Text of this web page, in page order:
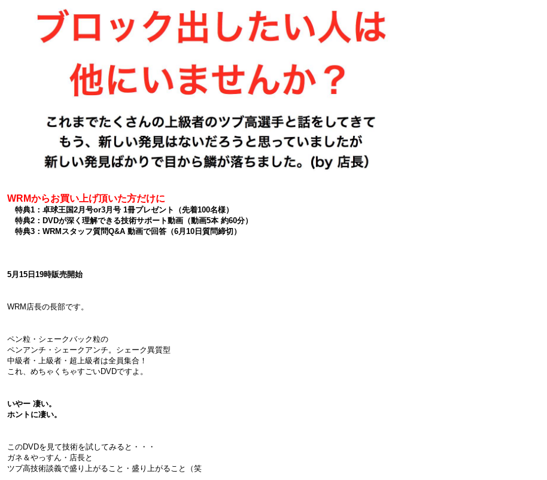
WRMからお買い上げ頂いた方だけに
特典1：卓球王国2月号or3月号 1冊プレゼント（先着100名様）
特典2：DVDが深く理解できる技術サポート動画（動画5本 約60分）
特典3：WRMスタッフ質問Q&A 動画で回答（6月10日質問締切）
5月15日19時販売開始
WRM店長の長部です。
ペン粒・シェークバック粒の
ペンアンチ・シェークアンチ。シェーク異質型
中級者・上級者・超上級者は全員集合！
これ、めちゃくちゃすごいDVDですよ。
いやー 凄い。
ホントに凄い。
このDVDを見て技術を試してみると・・・
ガネ＆やっすん・店長と
ツブ高技術談義で盛り上がること・盛り上がること（笑